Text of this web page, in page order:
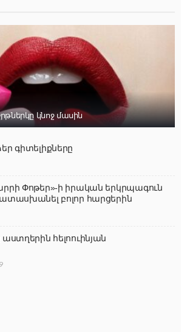
կնոջ մասին
գիտելիքները
Փոթեր»-ի իրական երկրպագուն
բոլոր հարցերին
հելոուինյան